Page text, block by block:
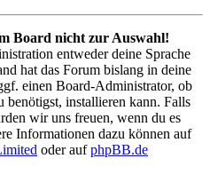
Board nicht zur Auswahl!
entweder deine Sprache
hat das Forum bislang in deine
einen Board-Administrator, ob
benötigst, installieren kann. Falls
wir uns freuen, wenn du es
Informationen dazu können auf
oder aufphpBB.de